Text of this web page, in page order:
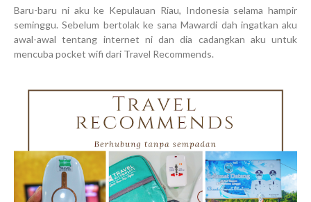
Baru-baru ni aku ke Kepulauan Riau, Indonesia selama hampir
seminggu. Sebelum bertolak ke sana Mawardi dah ingatkan aku
awal-awal tentang internet ni dan dia cadangkan aku untuk
mencuba pocket wifi dari Travel Recommends.